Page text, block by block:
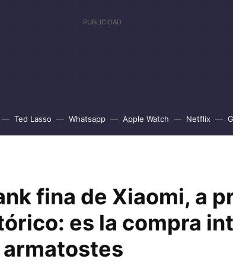
Ted Lasso Whatsapp Apple Watch Netflix
fina de Xiaomi, a
es la compra